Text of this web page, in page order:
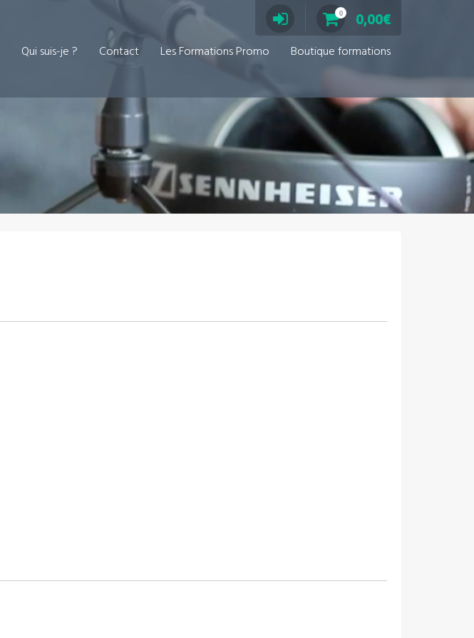
0 0,00€
Qui suis-je ? Contact Les Formations Promo Boutique formations